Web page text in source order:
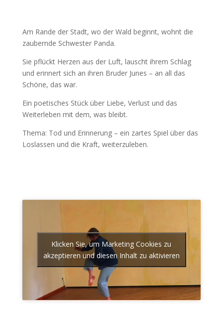
Am Rande der Stadt, wo der Wald beginnt, wohnt die
zaubernde Schwester Panda.
Sie pflückt Herzen aus der Luft, lauscht ihrem Schlag
und erinnert sich an ihren Bruder Junes – an all das
Schöne, das war.
Ein poetisches Stück über Liebe, Verlust und das
Weiterleben mit dem, was bleibt.
Thema: Tod und Erinnerung – ein zartes Spiel über das
Loslassen und die Kraft, weiterzuleben.
Klicken Sie, um Marketing Cookies zu
akzeptieren und diesen Inhalt zu aktivieren